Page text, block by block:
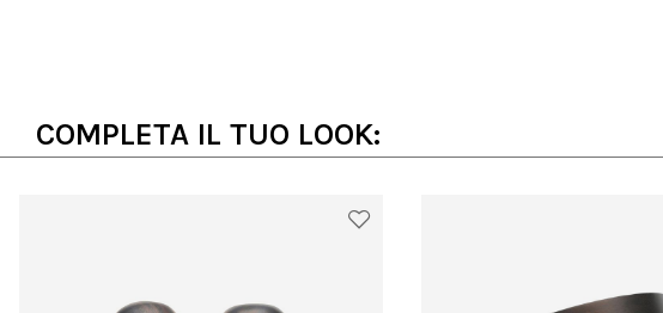
COMPLETA IL TUO LOOK: